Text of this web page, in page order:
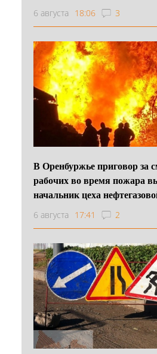
6 августа 18:06 3
В Оренбуржье приговор за
рабочих во время пожара
начальник цеха
6 августа 17:41 2